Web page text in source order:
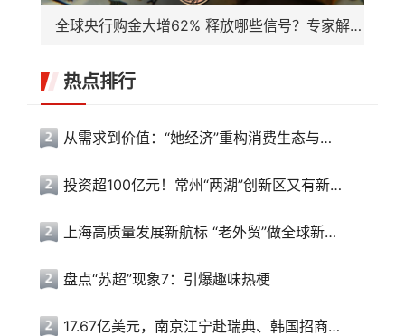
全球央行购金大增62% 释放哪些信号？专家解读→
热点排行
从需求到价值：“她经济”重构消费生态与产业未来
投资超100亿元！常州“两湖”创新区又有新动作
上海高质量发展新航标 “老外贸”做全球新生意
盘点“苏超”现象7：引爆趣味热梗
17.67亿美元，南京江宁赴瑞典、韩国招商收获满满